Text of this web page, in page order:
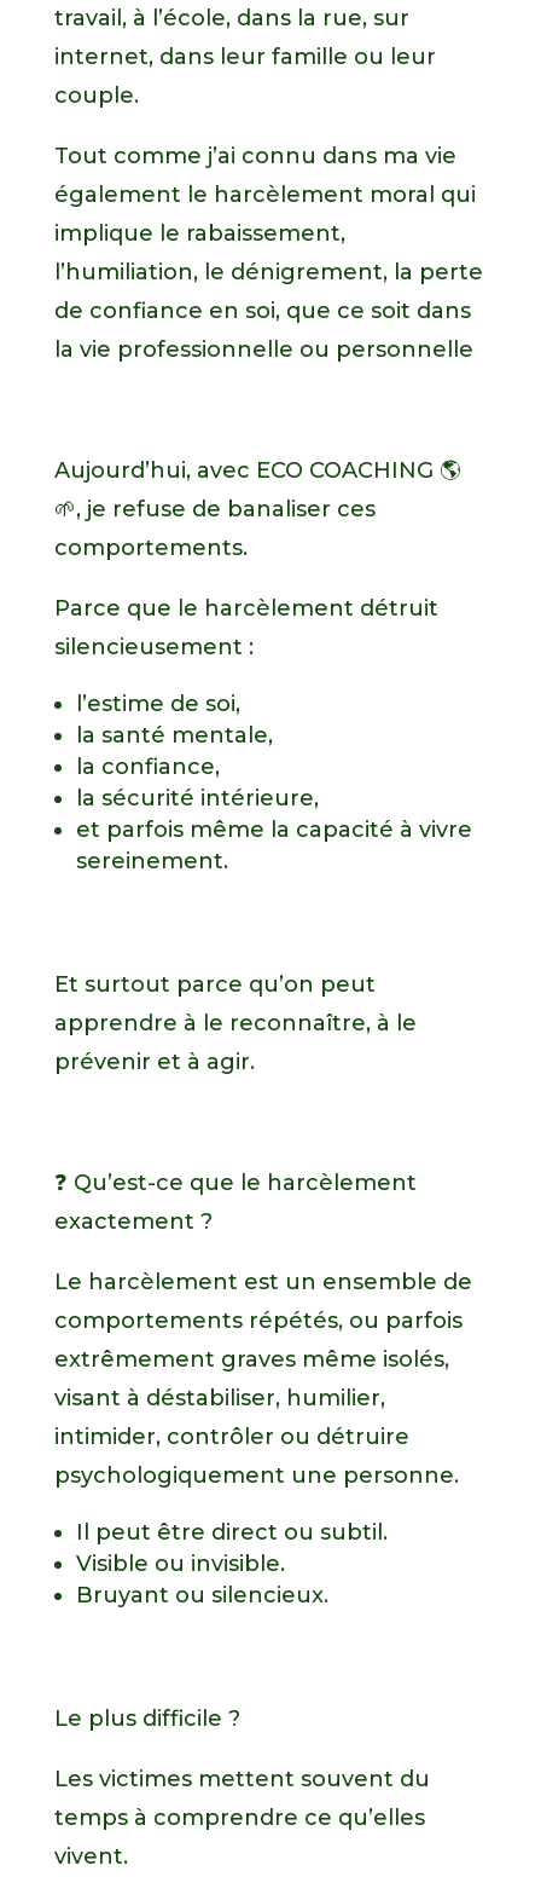
travail, à l’école, dans la rue, sur
internet, dans leur famille ou leur
couple.
Tout comme j’ai connu dans ma vie
également le harcèlement moral qui
implique le rabaissement,
l’humiliation, le dénigrement, la perte
de confiance en soi, que ce soit dans
la vie professionnelle ou personnelle
Aujourd’hui, avec ECO COACHING 🌎
🌱, je refuse de banaliser ces
comportements.
Parce que le harcèlement détruit
silencieusement :
l’estime de soi,
la santé mentale,
la confiance,
la sécurité intérieure,
et parfois même la capacité à vivre
sereinement.
Et surtout parce qu’on peut
apprendre à le reconnaître, à le
prévenir et à agir.
❓ Qu’est-ce que le harcèlement
exactement ?
Le harcèlement est un ensemble de
comportements répétés, ou parfois
extrêmement graves même isolés,
visant à déstabiliser, humilier,
intimider, contrôler ou détruire
psychologiquement une personne.
Il peut être direct ou subtil.
Visible ou invisible.
Bruyant ou silencieux.
Le plus difficile ?
Les victimes mettent souvent du
temps à comprendre ce qu’elles
vivent.